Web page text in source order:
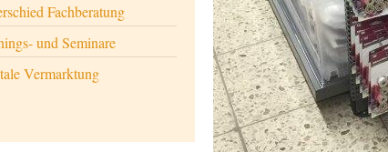
Fachberatung
und Seminare
Vermarktung